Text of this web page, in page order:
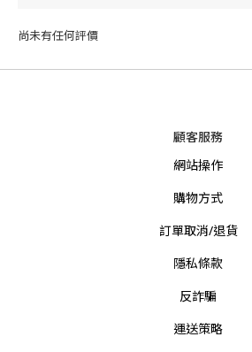
尚未有任何評價
顧客服務
網站操作
購物方式
訂單取消/退貨
隱私條款
反詐騙
運送策略